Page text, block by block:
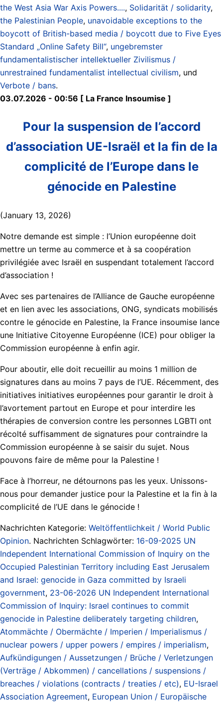
the West Asia War Axis Powers...., Solidarität / solidarity,
the Palestinian People, unavoidable exceptions to the
boycott of British-based media / boycott due to Five Eyes
Standard „Online Safety Bill“, ungebremster
fundamentalistischer intellektueller Zivilismus /
unrestrained fundamentalist intellectual civilism, und
Verbote / bans.
03.07.2026 - 00:56 [ La France Insoumise ]
Pour la suspension de l’accord
d’association UE-Israël et la fin de la
complicité de l’Europe dans le
génocide en Palestine
(January 13, 2026)
Notre demande est simple : l’Union européenne doit
mettre un terme au commerce et à sa coopération
privilégiée avec Israël en suspendant totalement l’accord
d’association !
Avec ses partenaires de l’Alliance de Gauche européenne
et en lien avec les associations, ONG, syndicats mobilisés
contre le génocide en Palestine, la France insoumise lance
une Initiative Citoyenne Européenne (ICE) pour obliger la
Commission européenne à enfin agir.
Pour aboutir, elle doit recueillir au moins 1 million de
signatures dans au moins 7 pays de l’UE. Récemment, des
initiatives initiatives européennes pour garantir le droit à
l’avortement partout en Europe et pour interdire les
thérapies de conversion contre les personnes LGBTI ont
récolté suffisamment de signatures pour contraindre la
Commission européenne à se saisir du sujet. Nous
pouvons faire de même pour la Palestine !
Face à l’horreur, ne détournons pas les yeux. Unissons-
nous pour demander justice pour la Palestine et la fin à la
complicité de l’UE dans le génocide !
Nachrichten Kategorie: Weltöffentlichkeit / World Public
Opinion. Nachrichten Schlagwörter: 16-09-2025 UN
Independent International Commission of Inquiry on the
Occupied Palestinian Territory including East Jerusalem
and Israel: genocide in Gaza committed by Israeli
government, 23-06-2026 UN Independent International
Commission of Inquiry: Israel continues to commit
genocide in Palestine deliberately targeting children,
Atommächte / Obermächte / Imperien / Imperialismus /
nuclear powers / upper powers / empires / imperialism,
Aufkündigungen / Aussetzungen / Brüche / Verletzungen
(Verträge / Abkommen) / cancellations / suspensions /
breaches / violations (contracts / treaties / etc), EU-Israel
Association Agreement, European Union / Europäische